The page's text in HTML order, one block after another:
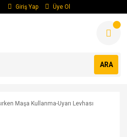
Giriş Yap Üye Ol
ARA